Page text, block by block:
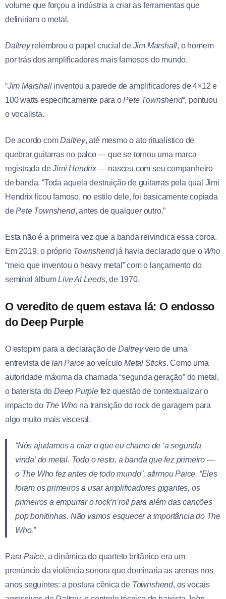
volume que forçou a indústria a criar as ferramentas que
definiriam o metal.
Daltreyrelembrou o papel crucial de Jim Marshall, o homem
por trás dos amplificadores mais famosos do mundo.
“Jim Marshallinventou a parede de amplificadores de 4×12 e
100 watts especificamente para oPete Townshend“, pontuou
o vocalista.
De acordo comDaltrey, até mesmo o ato ritualístico de
quebrar guitarras no palco — que se tornou uma marca
registrada deJimi Hendrix— nasceu com seu companheiro
de banda. “Toda aquela destruição de guitarras pela qual Jimi
Hendrix ficou famoso, no estilo dele, foi basicamente copiada
dePete Townshend, antes de qualquer outro.”
Esta não é a primeira vez que a banda reivindica essa coroa.
Em 2019, o próprio Townshendjá havia declarado que o Who
“meio que inventou o heavy metal” com o lançamento do
seminal álbumLive At Leeds, de 1970.
O veredito de quem estava lá: O endosso
do Deep Purple
O estopim para a declaração de Daltreyveio de uma
entrevista de Ian Paiceao veículoMetal Sticks. Como uma
autoridade máxima da chamada “segunda geração” do metal,
o baterista doDeep Purplefez questão de contextualizar o
impacto do The Whona transição do rock de garagem para
algo muito mais visceral.
“Nós ajudamos a criar o que eu chamo de ‘a segunda
vinda’ do metal. Todo o resto, a banda que fez primeiro —
o The Who fez antes de todo mundo”, afirmou Paice. “Eles
foram os primeiros a usar amplificadores gigantes, os
primeiros a empurrar o rock’n’roll para além das canções
pop bonitinhas. Não vamos esquecer a importância do The
Who.”
Para Paice, a dinâmica do quarteto britânico era um
prenúncio da violência sonora que dominaria as arenas nos
anos seguintes: a postura cênica de Townshend, os vocais